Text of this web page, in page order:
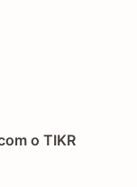
o TIKR